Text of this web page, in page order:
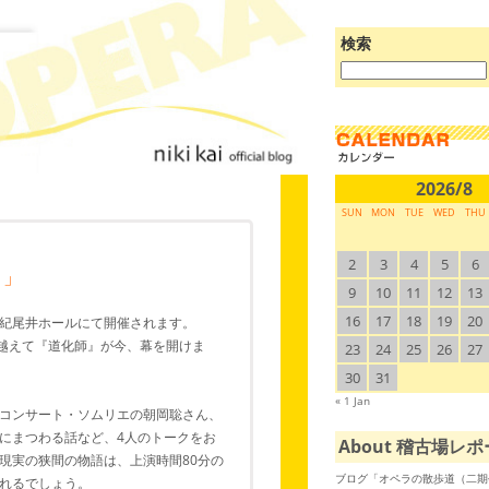
検索
ブ
ロ
検
索:
井ホールにて開催されます。
て『道化師』が今、幕を開けま
サート・ソムリエの朝岡聡さん、
まつわる話など、4人のトークをお
実の狭間の物語は、上演時間80分の
るでしょう。
2026/8
SUN MON TUE WED THU
2 3 4 5
6
9
10 11 12
13
16
17 18 19
20
23
24 25 26
27
30
31
« 1 Jan
About 稽古場レポ
ブログ「オペラの散歩道（二